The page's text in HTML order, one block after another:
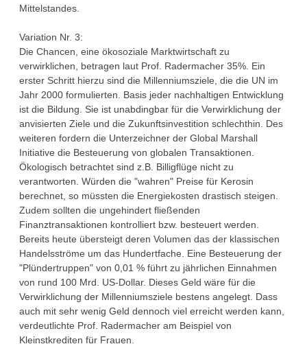
Mittelstandes.
Variation Nr. 3:
Die Chancen, eine ökosoziale Marktwirtschaft zu
verwirklichen, betragen laut Prof. Radermacher 35%. Ein
erster Schritt hierzu sind die Millenniumsziele, die die UN im
Jahr 2000 formulierten. Basis jeder nachhaltigen Entwicklung
ist die Bildung. Sie ist unabdingbar für die Verwirklichung der
anvisierten Ziele und die Zukunftsinvestition schlechthin. Des
weiteren fordern die Unterzeichner der Global Marshall
Initiative die Besteuerung von globalen Transaktionen.
Ökologisch betrachtet sind z.B. Billigflüge nicht zu
verantworten. Würden die "wahren" Preise für Kerosin
berechnet, so müssten die Energiekosten drastisch steigen.
Zudem sollten die ungehindert fließenden
Finanztransaktionen kontrolliert bzw. besteuert werden.
Bereits heute übersteigt deren Volumen das der klassischen
Handelsströme um das Hundertfache. Eine Besteuerung der
"Plündertruppen" von 0,01 % führt zu jährlichen Einnahmen
von rund 100 Mrd. US-Dollar. Dieses Geld wäre für die
Verwirklichung der Millenniumsziele bestens angelegt. Dass
auch mit sehr wenig Geld dennoch viel erreicht werden kann,
verdeutlichte Prof. Radermacher am Beispiel von
Kleinstkrediten für Frauen.